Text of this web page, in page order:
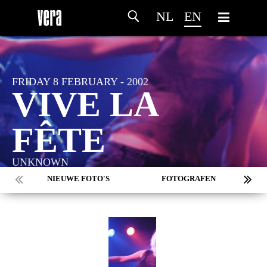
NL EN
FRIDAY 8 FEBRUARY - 2002
VIVE LA
FÊTE
UNKNOWN
NIEUWE FOTO'S FOTOGRAFEN
MARC DE KROSSE
PEER
MISCHA VEENEMA
JEROEN DEKKER